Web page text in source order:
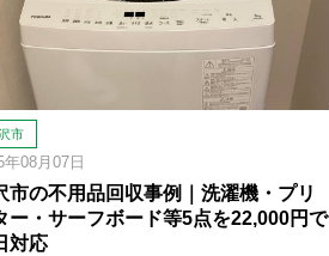
市
年08月07日
市の不用品回収事例｜洗濯機・プリ
ー・サーフボード等5点を22,000円で
対応